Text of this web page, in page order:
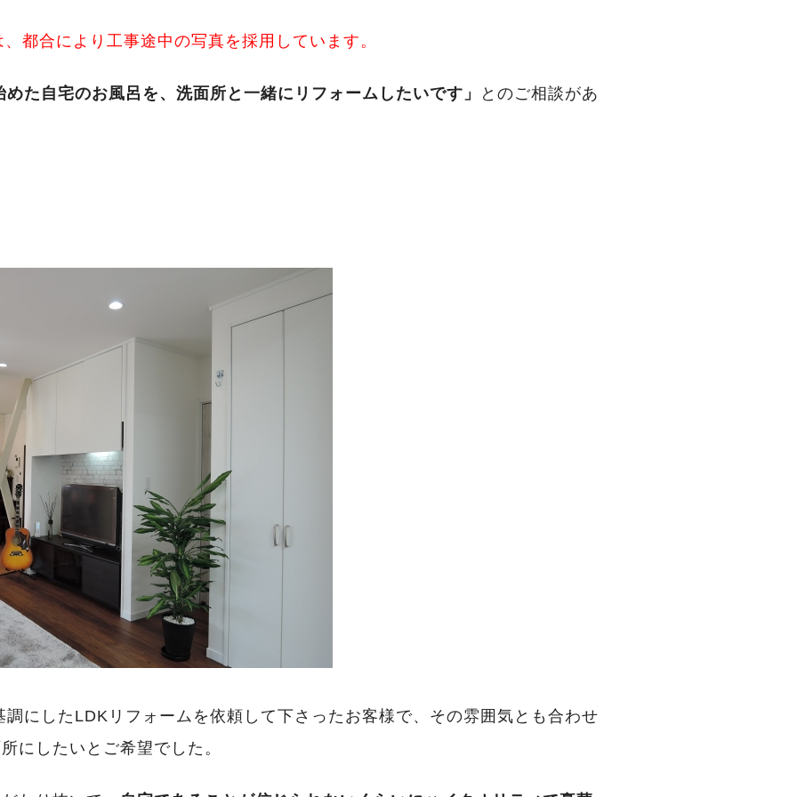
都合により工事途中の写真を採用しています。
た自宅のお風呂を、洗面所と一緒にリフォームしたいです」 とのご相談があ
にしたLDKリフォームを依頼して下さったお客様で、その雰囲気とも合わせ
にしたいとご希望でした。